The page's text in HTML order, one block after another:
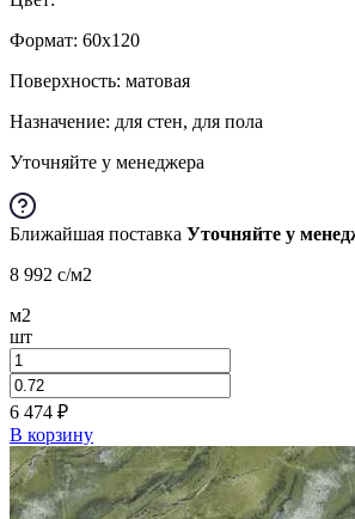
Формат: 60x120
Поверхность: матовая
Назначение: для стен, для пола
Уточняйте у менеджера
Ближайшая поставка Уточняйте у
8 992 c/м2
м2
шт
6 474 ₽
В корзину